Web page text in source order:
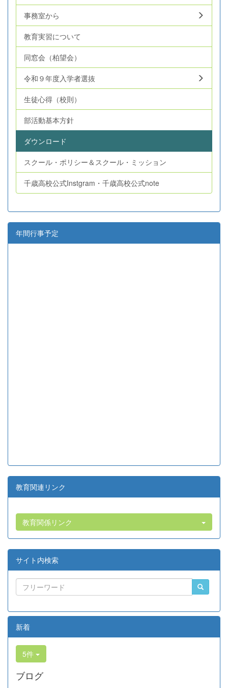
事務室から
教育実習について
同窓会（柏望会）
令和９年度入学者選抜
生徒心得（校則）
部活動基本方針
ダウンロード
スクール・ポリシー＆スクール・ミッション
千歳高校公式Instgram・千歳高校公式note
年間行事予定
教育関連リンク
教育関係リンク
サイト内検索
新着
5件
ブログ